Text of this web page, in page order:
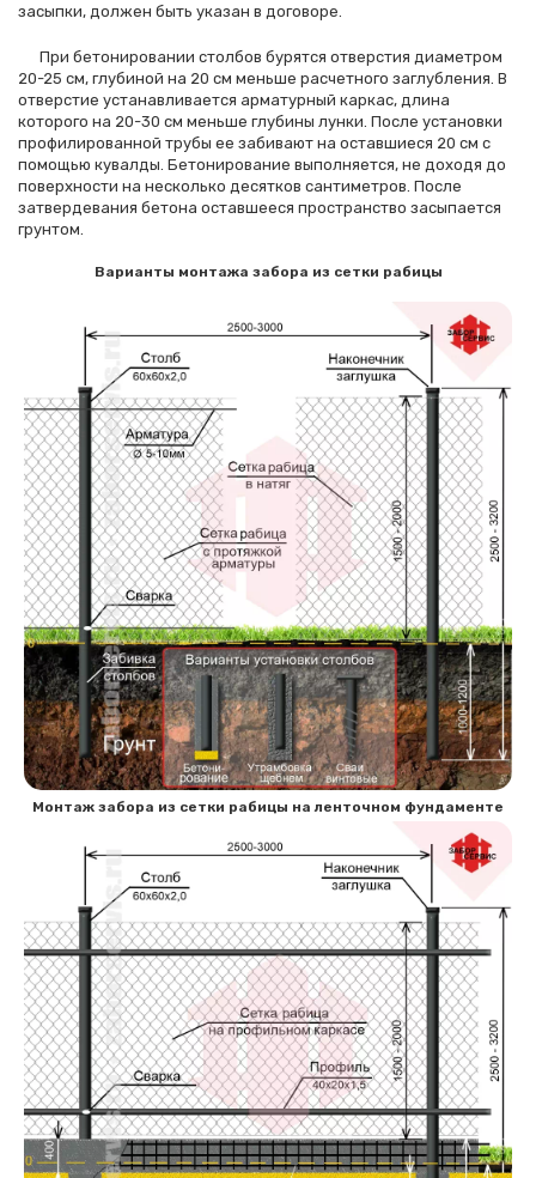
засыпки, должен быть указан в договоре.
При бетонировании столбов бурятся отверстия диаметром
20-25 см, глубиной на 20 см меньше расчетного заглубления. В
отверстие устанавливается арматурный каркас, длина
которого на 20-30 см меньше глубины лунки. После установки
профилированной трубы ее забивают на оставшиеся 20 см с
помощью кувалды. Бетонирование выполняется, не доходя до
поверхности на несколько десятков сантиметров. После
затвердевания бетона оставшееся пространство засыпается
грунтом.
Варианты монтажа забора из сетки рабицы
Монтаж забора из сетки рабицы на ленточном фундаменте